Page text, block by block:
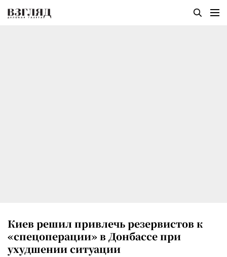
Киев решил привлечь резервистов к
«спецоперации» в Донбассе при
ухудшении ситуации